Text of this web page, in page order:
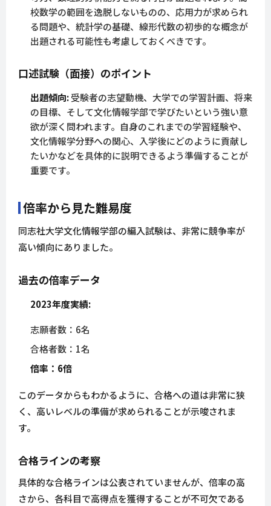
校数学の範囲を逸脱しないものの、応用力が求められ
る問題や、統計学の基礎、線形代数の初歩的な概念が
出題される可能性も考慮しておくべきです。
口述試験（面接）のポイント
出題傾向:受験者の志望動機、大学での学習計画、将来
の目標、そして文化情報学部で学びたいという強い意
欲が深く問われます。自身のこれまでの学習経験や、
文化情報学分野への関心、入学後にどのように貢献し
たいかなどを具体的に説明できるよう準備することが
重要です。
倍率から見た難易度
同志社大学文化情報学部の編入試験は、非常に競争率が
高い傾向にありました。
過去の倍率データ
2023年度実績:
志願者数：6名
合格者数：1名
倍率：6倍
このデータからもわかるように、合格への道は非常に狭
く、高いレベルの準備が求められることが示唆されま
す。
合格ラインの考察
具体的な合格ラインは公表されていませんが、倍率の高
さから、各科目で高得点を獲得することが不可欠である